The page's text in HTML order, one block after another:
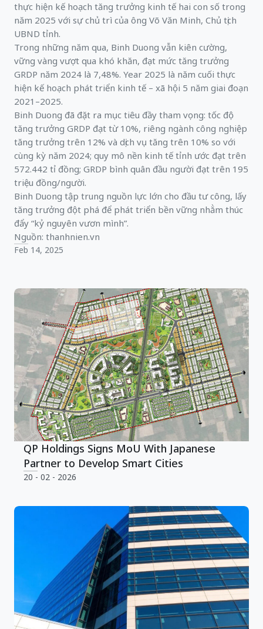
thực hiện kế hoạch tăng trưởng kinh tế hai con số trong
năm 2025 với sự chủ trì của ông Võ Văn Minh, Chủ tịch
UBND tỉnh.
Trong những năm qua, Binh Duong vẫn kiên cường,
vững vàng vượt qua khó khăn, đạt mức tăng trưởng
GRDP năm 2024 là 7,48%. Year 2025 là năm cuối thực
hiện kế hoạch phát triển kinh tế – xã hội 5 năm giai đoạn
2021–2025.
Binh Duong đã đặt ra mục tiêu đầy tham vọng: tốc độ
tăng trưởng GRDP đạt từ 10%, riêng ngành công nghiệp
tăng trưởng trên 12% và dịch vụ tăng trên 10% so với
cùng kỳ năm 2024; quy mô nền kinh tế tỉnh ước đạt trên
572.442 tỉ đồng; GRDP bình quân đầu người đạt trên 195
triệu đồng/người.
Binh Duong tập trung nguồn lực lớn cho đầu tư công, lấy
tăng trưởng đột phá để phát triển bền vững nhằm thúc
đẩy “kỷ nguyên vươn mình”.
Nguồn: thanhnien.vn
Feb 14, 2025
QP Holdings Signs MoU With Japanese
Partner to Develop Smart Cities
20 - 02 - 2026